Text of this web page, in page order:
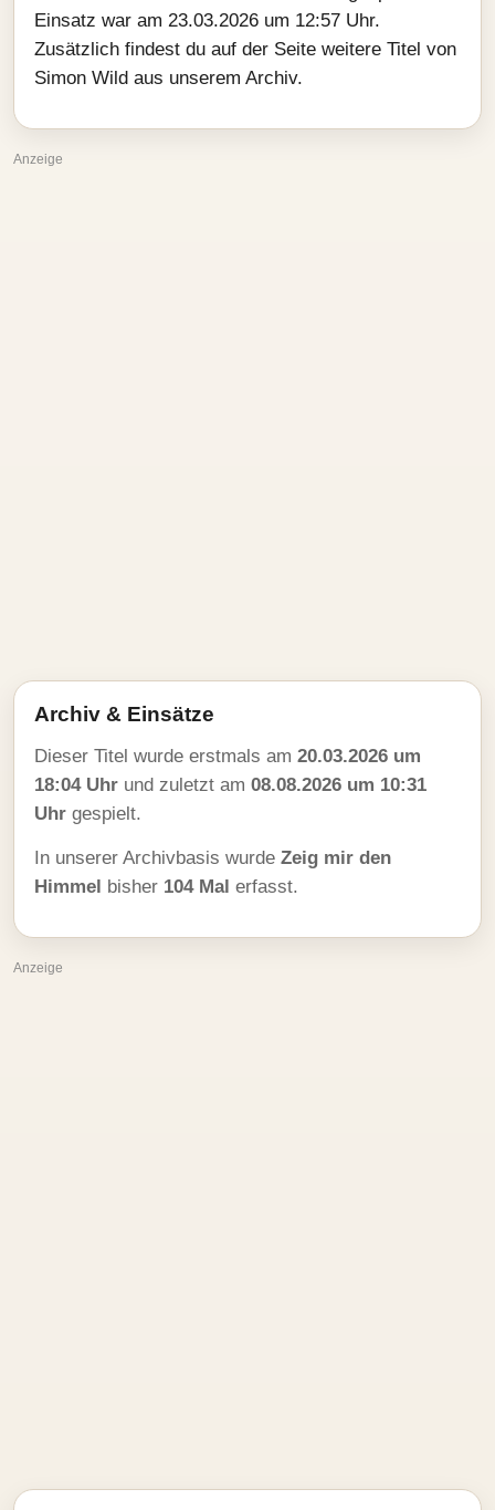
Einsatz war am 23.03.2026 um 12:57 Uhr.
Zusätzlich findest du auf der Seite weitere Titel von
Simon Wild aus unserem Archiv.
Anzeige
Archiv & Einsätze
Dieser Titel wurde erstmals am 20.03.2026 um
18:04 Uhr und zuletzt am 08.08.2026 um 10:31
Uhr gespielt.
In unserer Archivbasis wurde Zeig mir den
Himmel bisher 104 Mal erfasst.
Anzeige